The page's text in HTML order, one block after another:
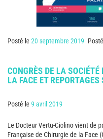
Posté le 20 septembre 2019
CONGRÈS DE LA
LA FACE ET REPORTAGES
Posté le 9 avril 2019
Le Docteur Vertu-Ciolino vient de
Française de Chirurgie de la Face